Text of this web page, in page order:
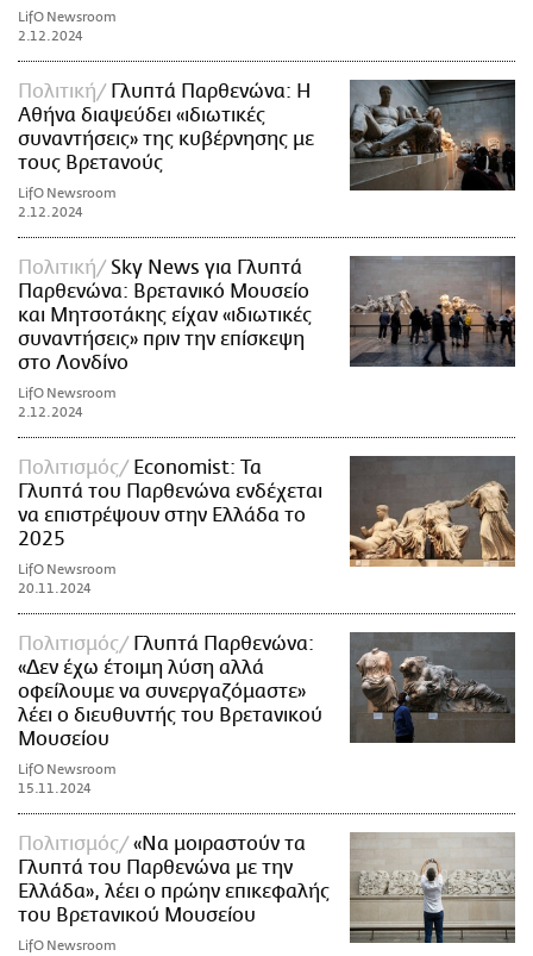
LifO Newsroom
2.12.2024
Πολιτική
Γλυπτά Παρθενώνα: Η
Αθήνα διαψεύδει «ιδιωτικές
συναντήσεις» της κυβέρνησης με
τους Βρετανούς
LifO Newsroom
2.12.2024
Πολιτική
Sky News για Γλυπτά
Παρθενώνα: Βρετανικό Μουσείο
και Μητσοτάκης είχαν «ιδιωτικές
συναντήσεις» πριν την επίσκεψη
στο Λονδίνο
LifO Newsroom
2.12.2024
Πολιτισμός
Economist: Τα
Γλυπτά του Παρθενώνα ενδέχεται
να επιστρέψουν στην Ελλάδα το
2025
LifO Newsroom
20.11.2024
Πολιτισμός
Γλυπτά Παρθενώνα:
«Δεν έχω έτοιμη λύση αλλά
οφείλουμε να συνεργαζόμαστε»
λέει ο διευθυντής του Βρετανικού
Μουσείου
LifO Newsroom
15.11.2024
Πολιτισμός
«Να μοιραστούν τα
Γλυπτά του Παρθενώνα με την
Ελλάδα», λέει ο πρώην επικεφαλής
του Βρετανικού Μουσείου
LifO Newsroom